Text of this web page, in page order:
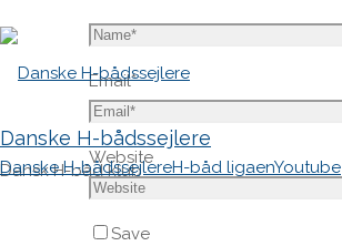
Danske H-bådssejlere
Dansk H-båd klub
Danske H-bådssejlereH-båd ligaenYoutube
Email*
Website
Save